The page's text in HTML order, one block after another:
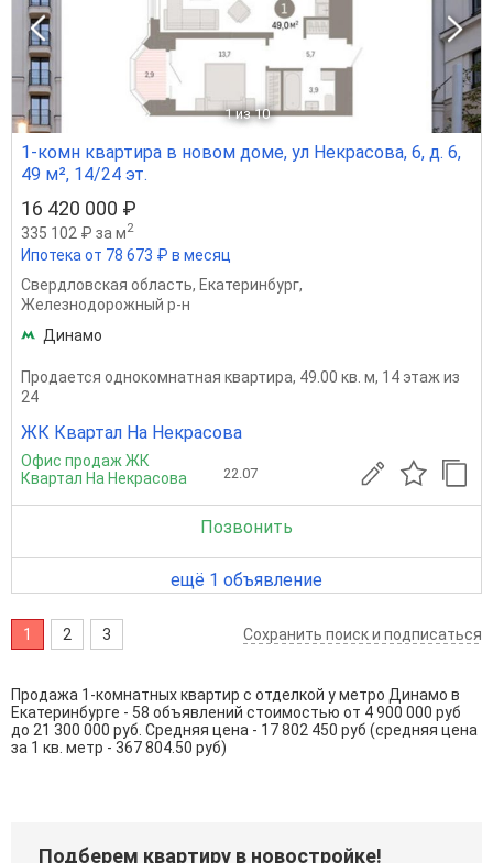
1 из 10
1-комн квартира в новом доме, ул Некрасова, 6, д. 6,
49 м², 14/24 эт.
16 420 000 ₽
335 102 ₽ за м2
Ипотека от 78 673 ₽ в месяц
Свердловская область, Екатеринбург,
Железнодорожный р-н
Динамо
Продается однокомнатная квартира, 49.00 кв. м, 14 этаж из
24
ЖК Квартал На Некрасова
Офис продаж ЖК
Квартал На Некрасова
22.07
Позвонить
ещё 1 объявление
1 2 3 Сохранить поиск и подписаться
Продажа 1-комнатных квартир с отделкой у метро Динамо в
Екатеринбурге - 58 объявлений стоимостью от 4 900 000 руб
до 21 300 000 руб. Средняя цена - 17 802 450 руб (средняя цена
за 1 кв. метр - 367 804.50 руб)
Подберем квартиру в новостройке!